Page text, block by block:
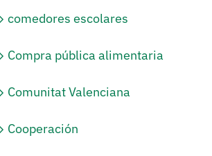
comedores escolares
Compra pública alimentaria
Comunitat Valenciana
Cooperación